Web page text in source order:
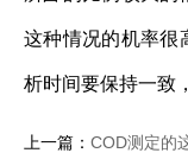
这种情况的机率很
析时间要保持一致
上一篇： COD测定的